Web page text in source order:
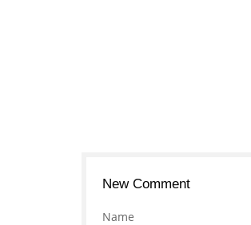
New Comment
Name